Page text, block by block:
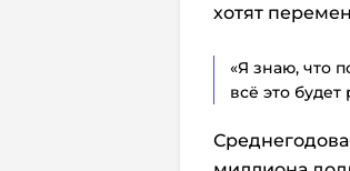
хотят
«Я знаю, что
всё это